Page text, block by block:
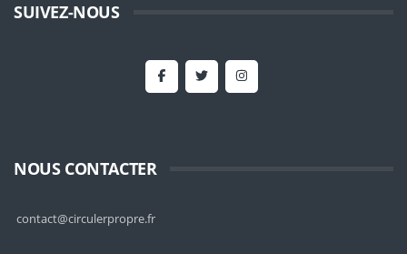
SUIVEZ-NOUS
NOUS CONTACTER
contact@circulerpropre.fr